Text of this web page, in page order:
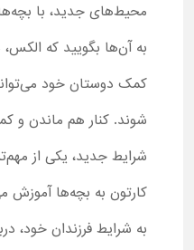
محیط‌های جدید، با
به آن‌ها بگویید که الکس،
کمک دوستان خود
شوند. کنار هم ماندن و
شرایط جدید، یکی از
کارتون به بچه‌ها آموزش
به شرایط فرزندان خود،